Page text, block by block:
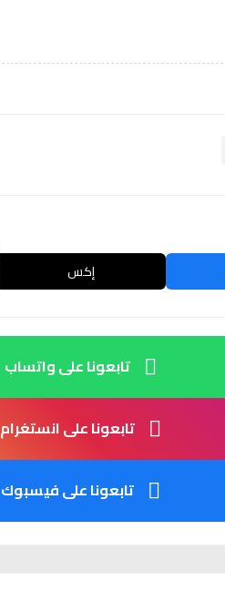
إكس
تابعونا على واتساب
تابعونا على انستغرام
تابعونا على فيسبوك